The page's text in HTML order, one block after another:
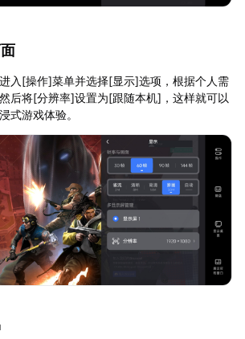
入[操作]菜单并选择[显示]选项，根据个人需
后将[分辨率]设置为[跟随本机]，这样就可以
式游戏体验。